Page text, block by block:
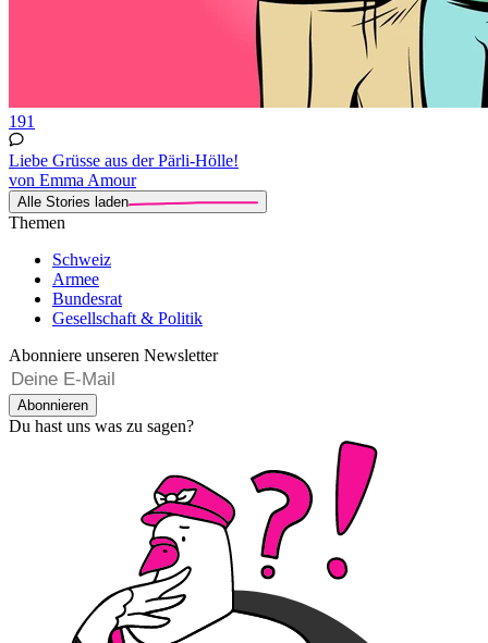
191
Liebe Grüsse aus der Pärli-Hölle!
von Emma Amour
Alle Stories laden
Themen
Schweiz
Armee
Bundesrat
Gesellschaft & Politik
Abonniere unseren Newsletter
Abonnieren
Du hast uns was zu sagen?